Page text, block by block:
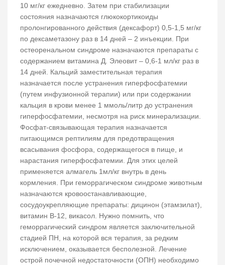
10 мг/кг ежедневно. Затем при стабилизации
состояния назначаются глюкокортикоиды
пролонгированного действия (дексафорт) 0,5-1,5 мг/кг
по дексаметазону раз в 14 дней – 2 инъекции. При
остеоренальном синдроме назначаются препараты с
содержанием витамина Д. Элеовит – 0,6-1 мл/кг раз в
14 дней. Кальций заместительная терапия
назначается после устранения гиперфосфатемии
(путем инфузионной терапии) или при содержании
кальция в крови менее 1 ммоль/литр до устранения
гиперфосфатемии, несмотря на риск минерализации.
Фосфат-связывающая терапия назначается
питающимся рептилиям для предотвращения
всасывания фосфора, содержащегося в пище, и
нарастания гиперфосфатемии. Для этих целей
применяется алмагель 1мл/кг внутрь в день
кормления. При геморрагическом синдроме животным
назначаются кровоостанавливающие,
сосудоукрепляющие препараты: дицинон (этамзилат),
витамин B-12, викасол. Нужно помнить, что
геморрагический синдром является заключительной
стадией ПН, на которой вся терапия, за редким
исключением, оказывается бесполезной. Лечение
острой почечной недостаточности (ОПН) необходимо